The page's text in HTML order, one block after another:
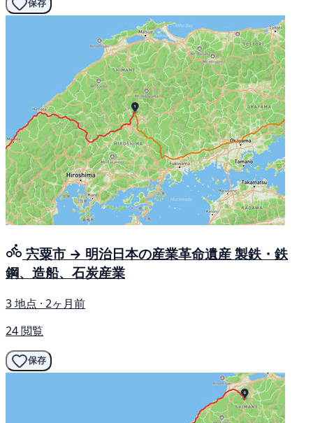
保存
宍粟市 → 明治日本の産業革命遺産 製鉄・鉄
鋼、造船、石炭産業
3 地点 · 2ヶ月前
24 閲覧
保存